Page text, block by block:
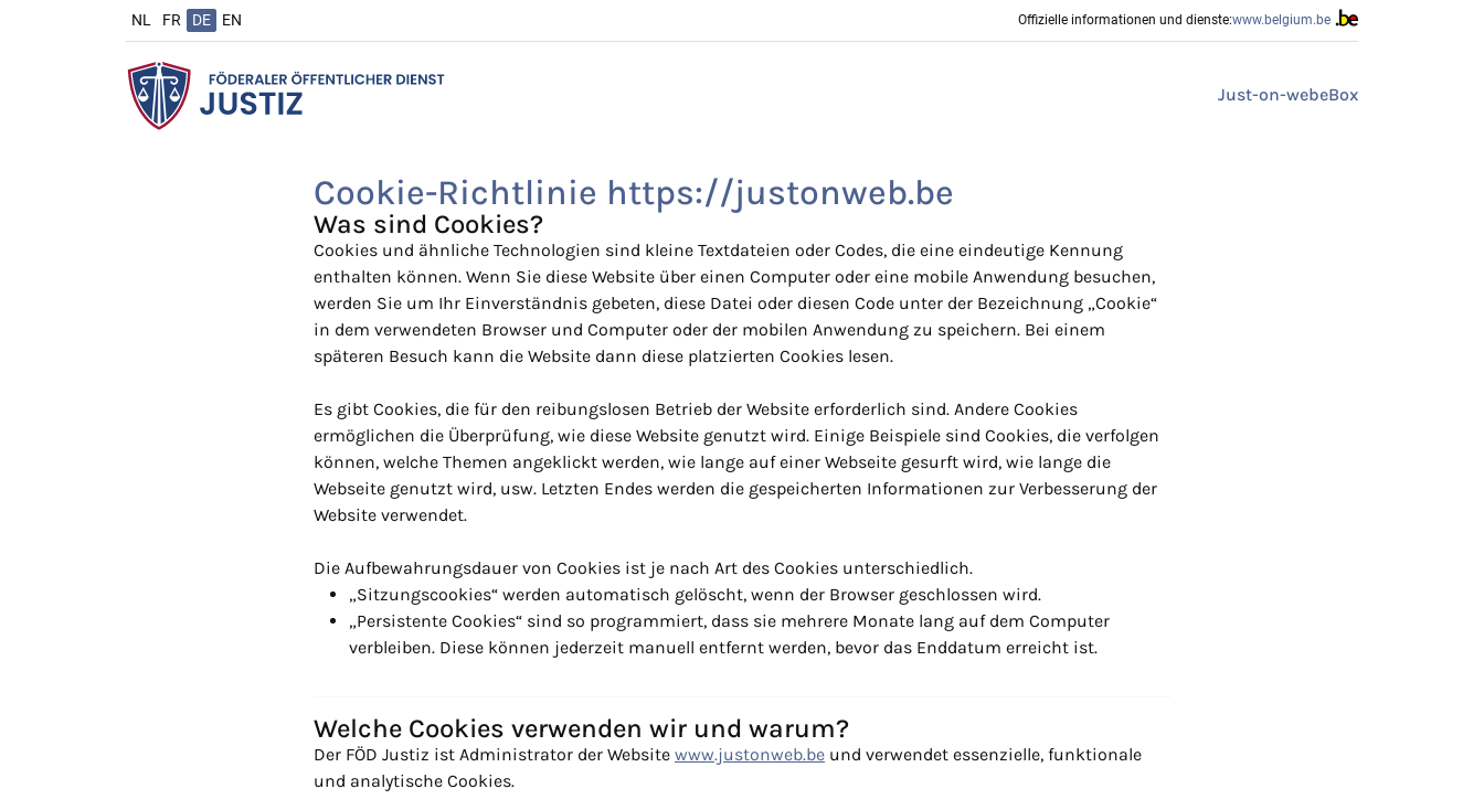
NL FR DE EN Offizielle informationen und dienste:www.belgium.be
Just-on-webeBox
Cookie-Richtlinie https://justonweb.be
Was sind Cookies?
Cookies und ähnliche Technologien sind kleine Textdateien oder Codes, die eine eindeutige Kennung
enthalten können. Wenn Sie diese Website über einen Computer oder eine mobile Anwendung besuchen,
werden Sie um Ihr Einverständnis gebeten, diese Datei oder diesen Code unter der Bezeichnung „Cookie“
in dem verwendeten Browser und Computer oder der mobilen Anwendung zu speichern. Bei einem
späteren Besuch kann die Website dann diese platzierten Cookies lesen.
Es gibt Cookies, die für den reibungslosen Betrieb der Website erforderlich sind. Andere Cookies
ermöglichen die Überprüfung, wie diese Website genutzt wird. Einige Beispiele sind Cookies, die verfolgen
können, welche Themen angeklickt werden, wie lange auf einer Webseite gesurft wird, wie lange die
Webseite genutzt wird, usw. Letzten Endes werden die gespeicherten Informationen zur Verbesserung der
Website verwendet.
Die Aufbewahrungsdauer von Cookies ist je nach Art des Cookies unterschiedlich.
„Sitzungscookies“ werden automatisch gelöscht, wenn der Browser geschlossen wird.
„Persistente Cookies“ sind so programmiert, dass sie mehrere Monate lang auf dem Computer
verbleiben. Diese können jederzeit manuell entfernt werden, bevor das Enddatum erreicht ist.
Welche Cookies verwenden wir und warum?
Der FÖD Justiz ist Administrator der Website www.justonweb.be und verwendet essenzielle, funktionale
und analytische Cookies.